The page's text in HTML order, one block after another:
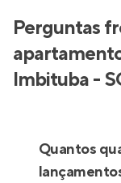
Perguntas
Imbituba -
Quantos